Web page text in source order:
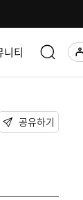
니티
공유하기